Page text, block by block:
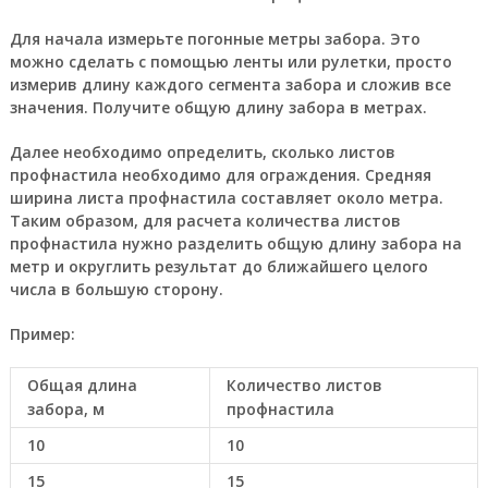
Для начала измерьте погонные метры забора. Это
можно сделать с помощью ленты или рулетки, просто
измерив длину каждого сегмента забора и сложив все
значения. Получите общую длину забора в метрах.
Далее необходимо определить, сколько листов
профнастила необходимо для ограждения. Средняя
ширина листа профнастила составляет около метра.
Таким образом, для расчета количества листов
профнастила нужно разделить общую длину забора на
метр и округлить результат до ближайшего целого
числа в большую сторону.
Пример:
Общая длина
забора, м
Количество листов
профнастила
10
10
15
15